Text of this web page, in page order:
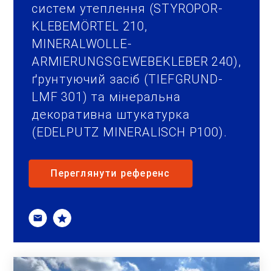
систем утеплення (STYROPOR-
KLEBEMÖRTEL 210,
MINERALWOLLE-
ARMIERUNGSGEWEBEKLEBER 240),
ґрунтуючий засіб (TIEFGRUND-
LMF 301) та мінеральна
декоративна штукатурка
(EDELPUTZ MINERALISCH Р100).
Переглянути референс